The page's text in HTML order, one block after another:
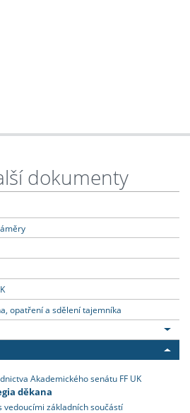
dokumenty
opatření a sdělení tajemníka
Akademického senátu FF UK
děkana
vedoucími základních součástí